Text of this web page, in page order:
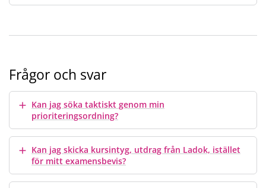
Frågor och svar
Visa merKan jag söka taktiskt genom min
prioriteringsordning?
Visa merKan jag skicka kursintyg, utdrag från Ladok, istället
för mitt examensbevis?